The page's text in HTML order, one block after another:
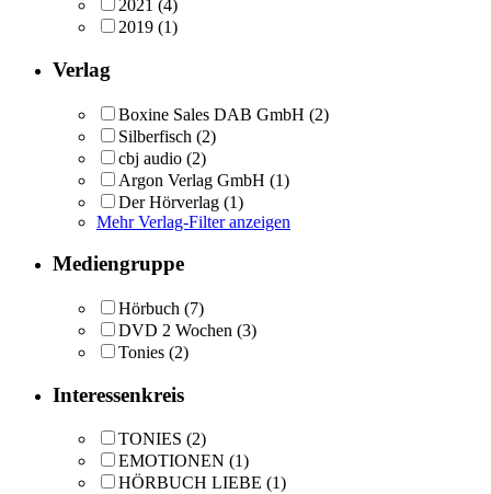
2021 (4)
2019 (1)
Verlag
Boxine Sales DAB GmbH (2)
Silberfisch (2)
cbj audio (2)
Argon Verlag GmbH (1)
Der Hörverlag (1)
Mehr Verlag-Filter anzeigen
Mediengruppe
Hörbuch (7)
DVD 2 Wochen (3)
Tonies (2)
Interessenkreis
TONIES (2)
EMOTIONEN (1)
HÖRBUCH LIEBE (1)